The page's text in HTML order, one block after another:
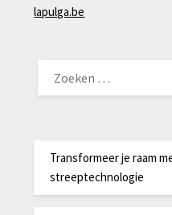
lapulga.be
NAAR:
Transformeer je raam
streeptechnologie